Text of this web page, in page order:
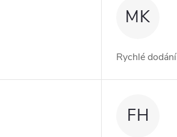
MK
Rychlé dodání
FH